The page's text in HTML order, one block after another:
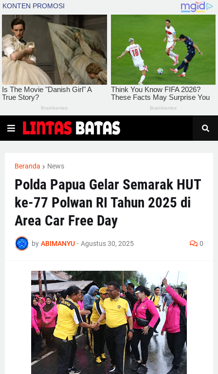
Beranda News
Polda Papua Gelar Semarak HUT
ke-77 Polwan RI Tahun 2025 di
Area Car Free Day
by ABIMANYU - Agustus 30, 2025 0